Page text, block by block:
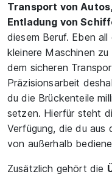
Transport von
Entladung von
diesem Beruf. Eben
kleinere Maschinen
dem sicheren
Präzisionsarbeit
du die Brückenteile
setzen. Hierfür steht
Verfügung, die du aus
von außerhalb
Zusätzlich gehört die